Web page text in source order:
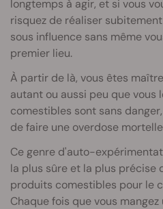
longtemps à agir, et si vous
risquez de réaliser
sous influence sans même
premier lieu.
À partir de là, vous êtes
autant ou aussi peu que vous
comestibles sont sans
de faire une overdose
Ce genre d'auto-
la plus sûre et la plus précise
produits comestibles pour le
Chaque fois que vous